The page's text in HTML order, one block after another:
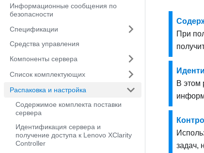
Информационные сообщения по
безопасности
Спецификации
Средства управления
Компоненты сервера
Список комплектующих
Распаковка и настройка
Содержимое комплекта поставки
сервера
Идентификация сервера и
получение доступа к Lenovo XClarity
Controller
При
В этом
задач,